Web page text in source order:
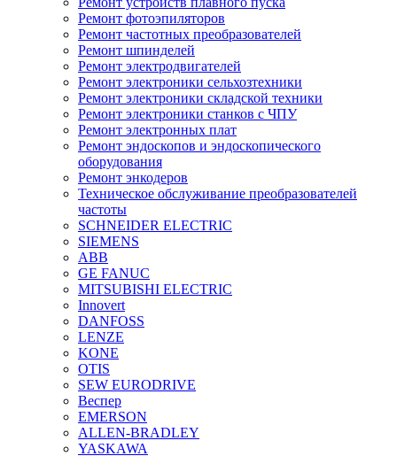
Ремонт фотоэпиляторов
Ремонт частотных преобразователей
Ремонт шпинделей
Ремонт электродвигателей
Ремонт электроники сельхозтехники
Ремонт электроники складской техники
Ремонт электроники станков с ЧПУ
Ремонт электронных плат
Ремонт эндоскопов и эндоскопического
оборудования
Ремонт энкодеров
Техническое обслуживание преобразователей
частоты
SCHNEIDER ELECTRIC
SIEMENS
ABB
GE FANUC
MITSUBISHI ELECTRIC
Innovert
DANFOSS
LENZE
KONE
OTIS
SEW EURODRIVE
Веспер
EMERSON
ALLEN-BRADLEY
YASKAWA